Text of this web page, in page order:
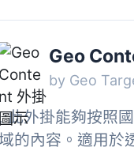
Geo
by Geo
, 此外掛能夠按照
的內容。適用於